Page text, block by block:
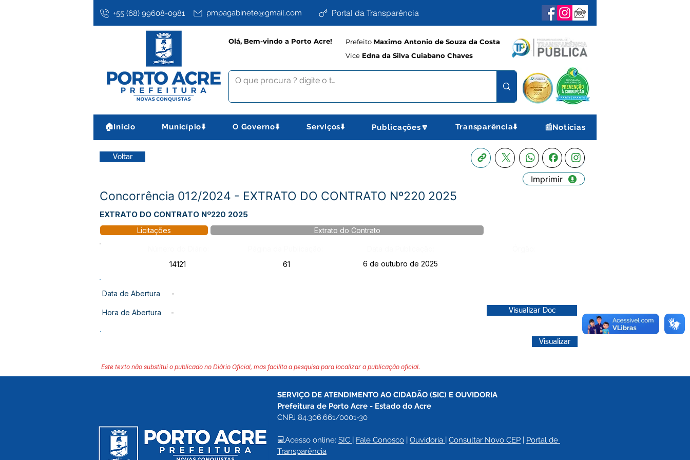
+55 (68) 99608-0981 pmpagabinete@gmail.com Portal da Transparência
Olá, Bem-vindo a Porto Acre! Prefeito Maximo Antonio de Souza da Costa
Vice Edna da Silva Cuiabano Chaves
🏠Inicio Município⬇️ O Governo⬇️ Serviços⬇️ Publicações🔽 Transparência⬇️ 📰Notícias
Voltar
Imprimir
Concorrência 012/2024 - EXTRATO DO CONTRATO Nº220 2025
EXTRATO DO CONTRATO Nº220 2025
Licitações Extrato do Contrato
14121
61 6 de outubro de 2025
Data de Abertura -
Hora de Abertura - Visualizar Doc
Visualizar
Este texto não substitui o publicado no Diário Oficial, mas facilita a pesquisa para localizar a publicação oficial.
SERVIÇO DE ATENDIMENTO AO CIDADÃO (SIC) E OUVIDORIA
Prefeitura de Porto Acre - Estado do Acre
CNPJ 84.306.661/0001-30
💻Acesso online: SIC | Fale Conosco | Ouvidoria | Consultar Novo CEP | Portal de
Transparência